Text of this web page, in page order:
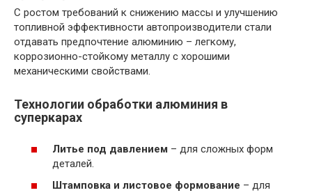
С ростом требований к снижению массы и улучшению
топливной эффективности автопроизводители стали
отдавать предпочтение алюминию – легкому,
коррозионно-стойкому металлу с хорошими
механическими свойствами.
Технологии обработки алюминия в
суперкарах
Литье под давлением – для сложных форм
деталей.
Штамповка и листовое формование – для